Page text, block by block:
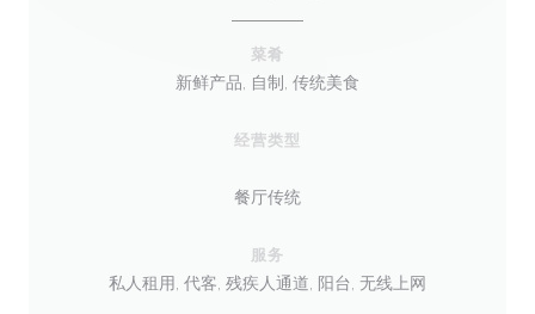
菜肴
新鲜产品, 自制, 传统美食
经营类型
餐厅传统
服务
私人租用, 代客, 残疾人通道, 阳台, 无线上网